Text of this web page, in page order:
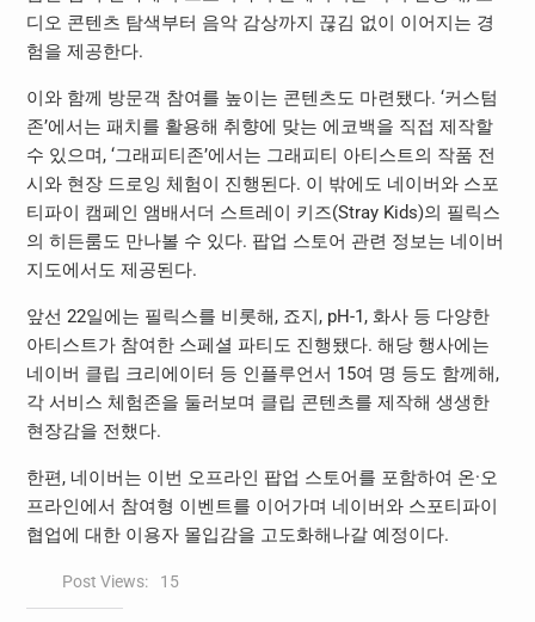
디오 콘텐츠 탐색부터 음악 감상까지 끊김 없이 이어지는 경
험을 제공한다.
이와 함께 방문객 참여를 높이는 콘텐츠도 마련됐다. ‘커스텀
존’에서는 패치를 활용해 취향에 맞는 에코백을 직접 제작할
수 있으며, ‘그래피티존’에서는 그래피티 아티스트의 작품 전
시와 현장 드로잉 체험이 진행된다. 이 밖에도 네이버와 스포
티파이 캠페인 앰배서더 스트레이 키즈(Stray Kids)의 필릭스
의 히든룸도 만나볼 수 있다. 팝업 스토어 관련 정보는 네이버
지도에서도 제공된다.
앞선 22일에는 필릭스를 비롯해, 죠지, pH-1, 화사 등 다양한
아티스트가 참여한 스페셜 파티도 진행됐다. 해당 행사에는
네이버 클립 크리에이터 등 인플루언서 15여 명 등도 함께해,
각 서비스 체험존을 둘러보며 클립 콘텐츠를 제작해 생생한
현장감을 전했다.
한편, 네이버는 이번 오프라인 팝업 스토어를 포함하여 온·오
프라인에서 참여형 이벤트를 이어가며 네이버와 스포티파이
협업에 대한 이용자 몰입감을 고도화해나갈 예정이다.
Post Views: 15